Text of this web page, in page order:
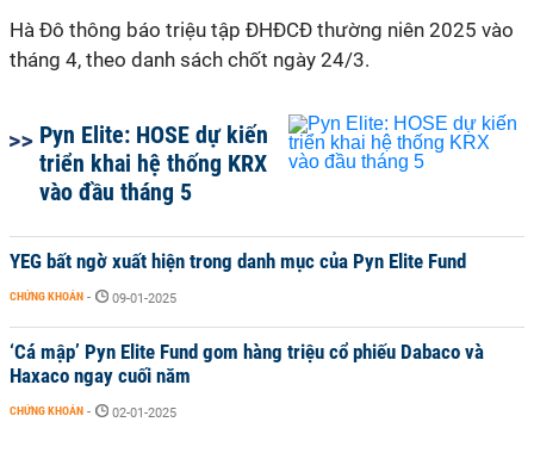
Hà Đô thông báo triệu tập ĐHĐCĐ thường niên 2025 vào
tháng 4, theo danh sách chốt ngày 24/3.
Pyn Elite: HOSE dự kiến
triển khai hệ thống KRX
vào đầu tháng 5
YEG bất ngờ xuất hiện trong danh mục của Pyn Elite Fund
CHỨNG KHOÁN - 09-01-2025
‘Cá mập’ Pyn Elite Fund gom hàng triệu cổ phiếu Dabaco và
Haxaco ngay cuối năm
CHỨNG KHOÁN - 02-01-2025